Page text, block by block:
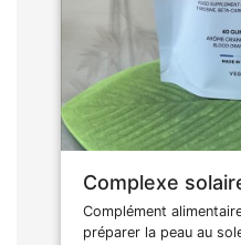
Complexe
Complément
préparer la peau au